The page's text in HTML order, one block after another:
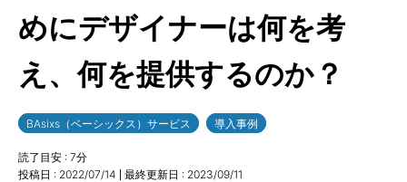
めにデザイナーは何を考
え、何を提供するのか？
BAsixs（ベーシックス）サービス 導入事例
読了目安 : 7分
投稿日 : 2022/07/14 最終更新日 : 2023/09/11